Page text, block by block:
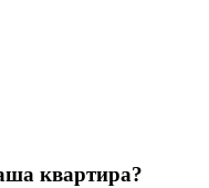
квартира?